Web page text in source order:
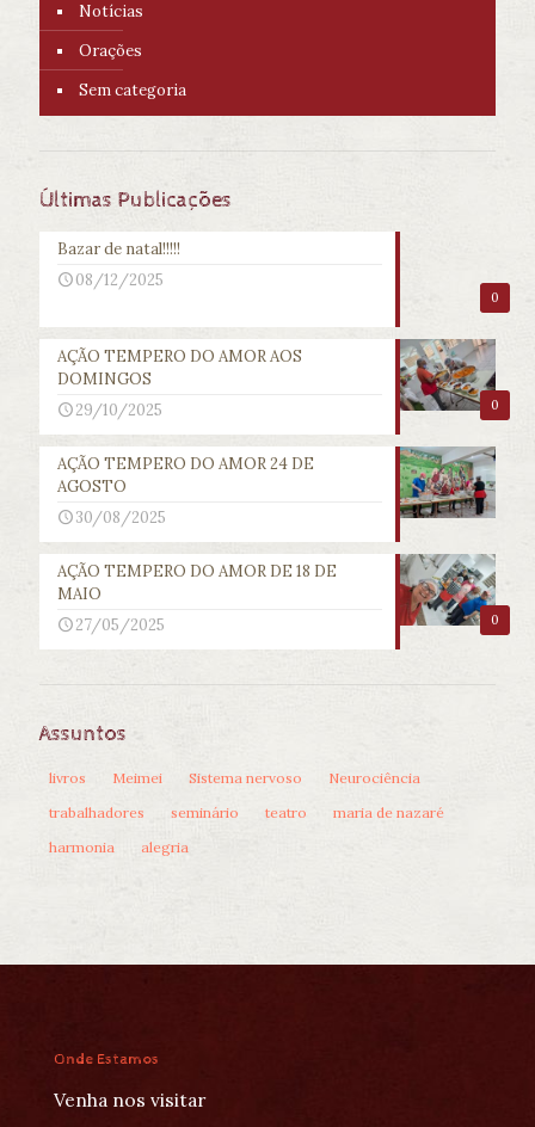
Notícias
Orações
Sem categoria
Últimas Publicações
0
Bazar de natal!!!!!
08/12/2025
0
AÇÃO TEMPERO DO AMOR AOS
DOMINGOS
29/10/2025
AÇÃO TEMPERO DO AMOR 24 DE
AGOSTO
30/08/2025
0
AÇÃO TEMPERO DO AMOR DE 18 DE
MAIO
27/05/2025
Assuntos
livros Meimei Sistema nervoso
Neurociência
trabalhadores
seminário teatro
maria de nazaré
harmonia
alegria
Onde Estamos
Venha nos visitar